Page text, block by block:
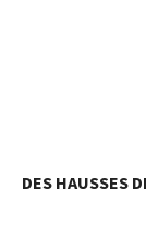
DES HAUSSES